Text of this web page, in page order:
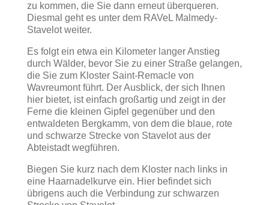
zu kommen, die Sie dann erneut überqueren.
Diesmal geht es unter dem RAVeL Malmedy-
Stavelot weiter.
Es folgt ein etwa ein Kilometer langer Anstieg
durch Wälder, bevor Sie zu einer Straße gelangen,
die Sie zum Kloster Saint-Remacle von
Wavreumont führt. Der Ausblick, der sich Ihnen
hier bietet, ist einfach großartig und zeigt in der
Ferne die kleinen Gipfel gegenüber und den
entwaldeten Bergkamm, von dem die blaue, rote
und schwarze Strecke von Stavelot aus der
Abteistadt wegführen.
Biegen Sie kurz nach dem Kloster nach links in
eine Haarnadelkurve ein. Hier befindet sich
übrigens auch die Verbindung zur schwarzen